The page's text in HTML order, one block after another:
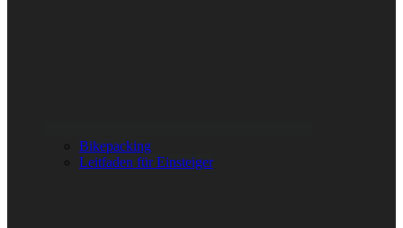
Bikepacking
Leitfaden für Einsteiger